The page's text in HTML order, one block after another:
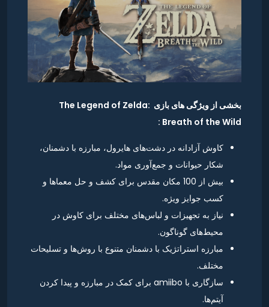
بخشی از ویژگی های بازی The Legend of Zelda:
Breath of the Wild :
کاوش آزادانه در دشت‌های هایرول، مبارزه با دشمنان،
شکار حیوانات و جمع‌آوری مواد.
بیش از 100 مکان مقدس برای کشف و حل معماها و
کسب جوایز ویژه.
نیاز به تجهیزات و لباس‌های مختلف برای کاوش در
محیط‌های گوناگون.
مبارزه استراتژیک با دشمنان متنوع با روش‌ها و تسلیحات
مختلف.
سازگاری با amiibo برای کمک در مبارزه و پیدا کردن
آیتم‌ها.